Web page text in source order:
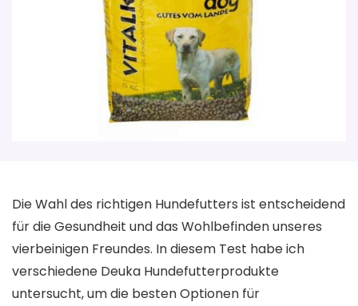
Die Wahl des richtigen Hundefutters ist entscheidend
für die Gesundheit und das Wohlbefinden unseres
vierbeinigen Freundes. In diesem Test habe ich
verschiedene Deuka Hundefutterprodukte
untersucht, um die besten Optionen für